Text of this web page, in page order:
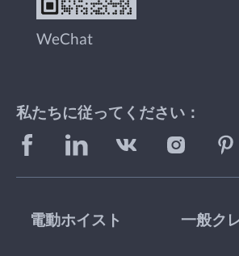
WeChat
私たちに従ってください：
電動ホイスト 一般ク